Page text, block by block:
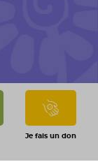
Je fais un don